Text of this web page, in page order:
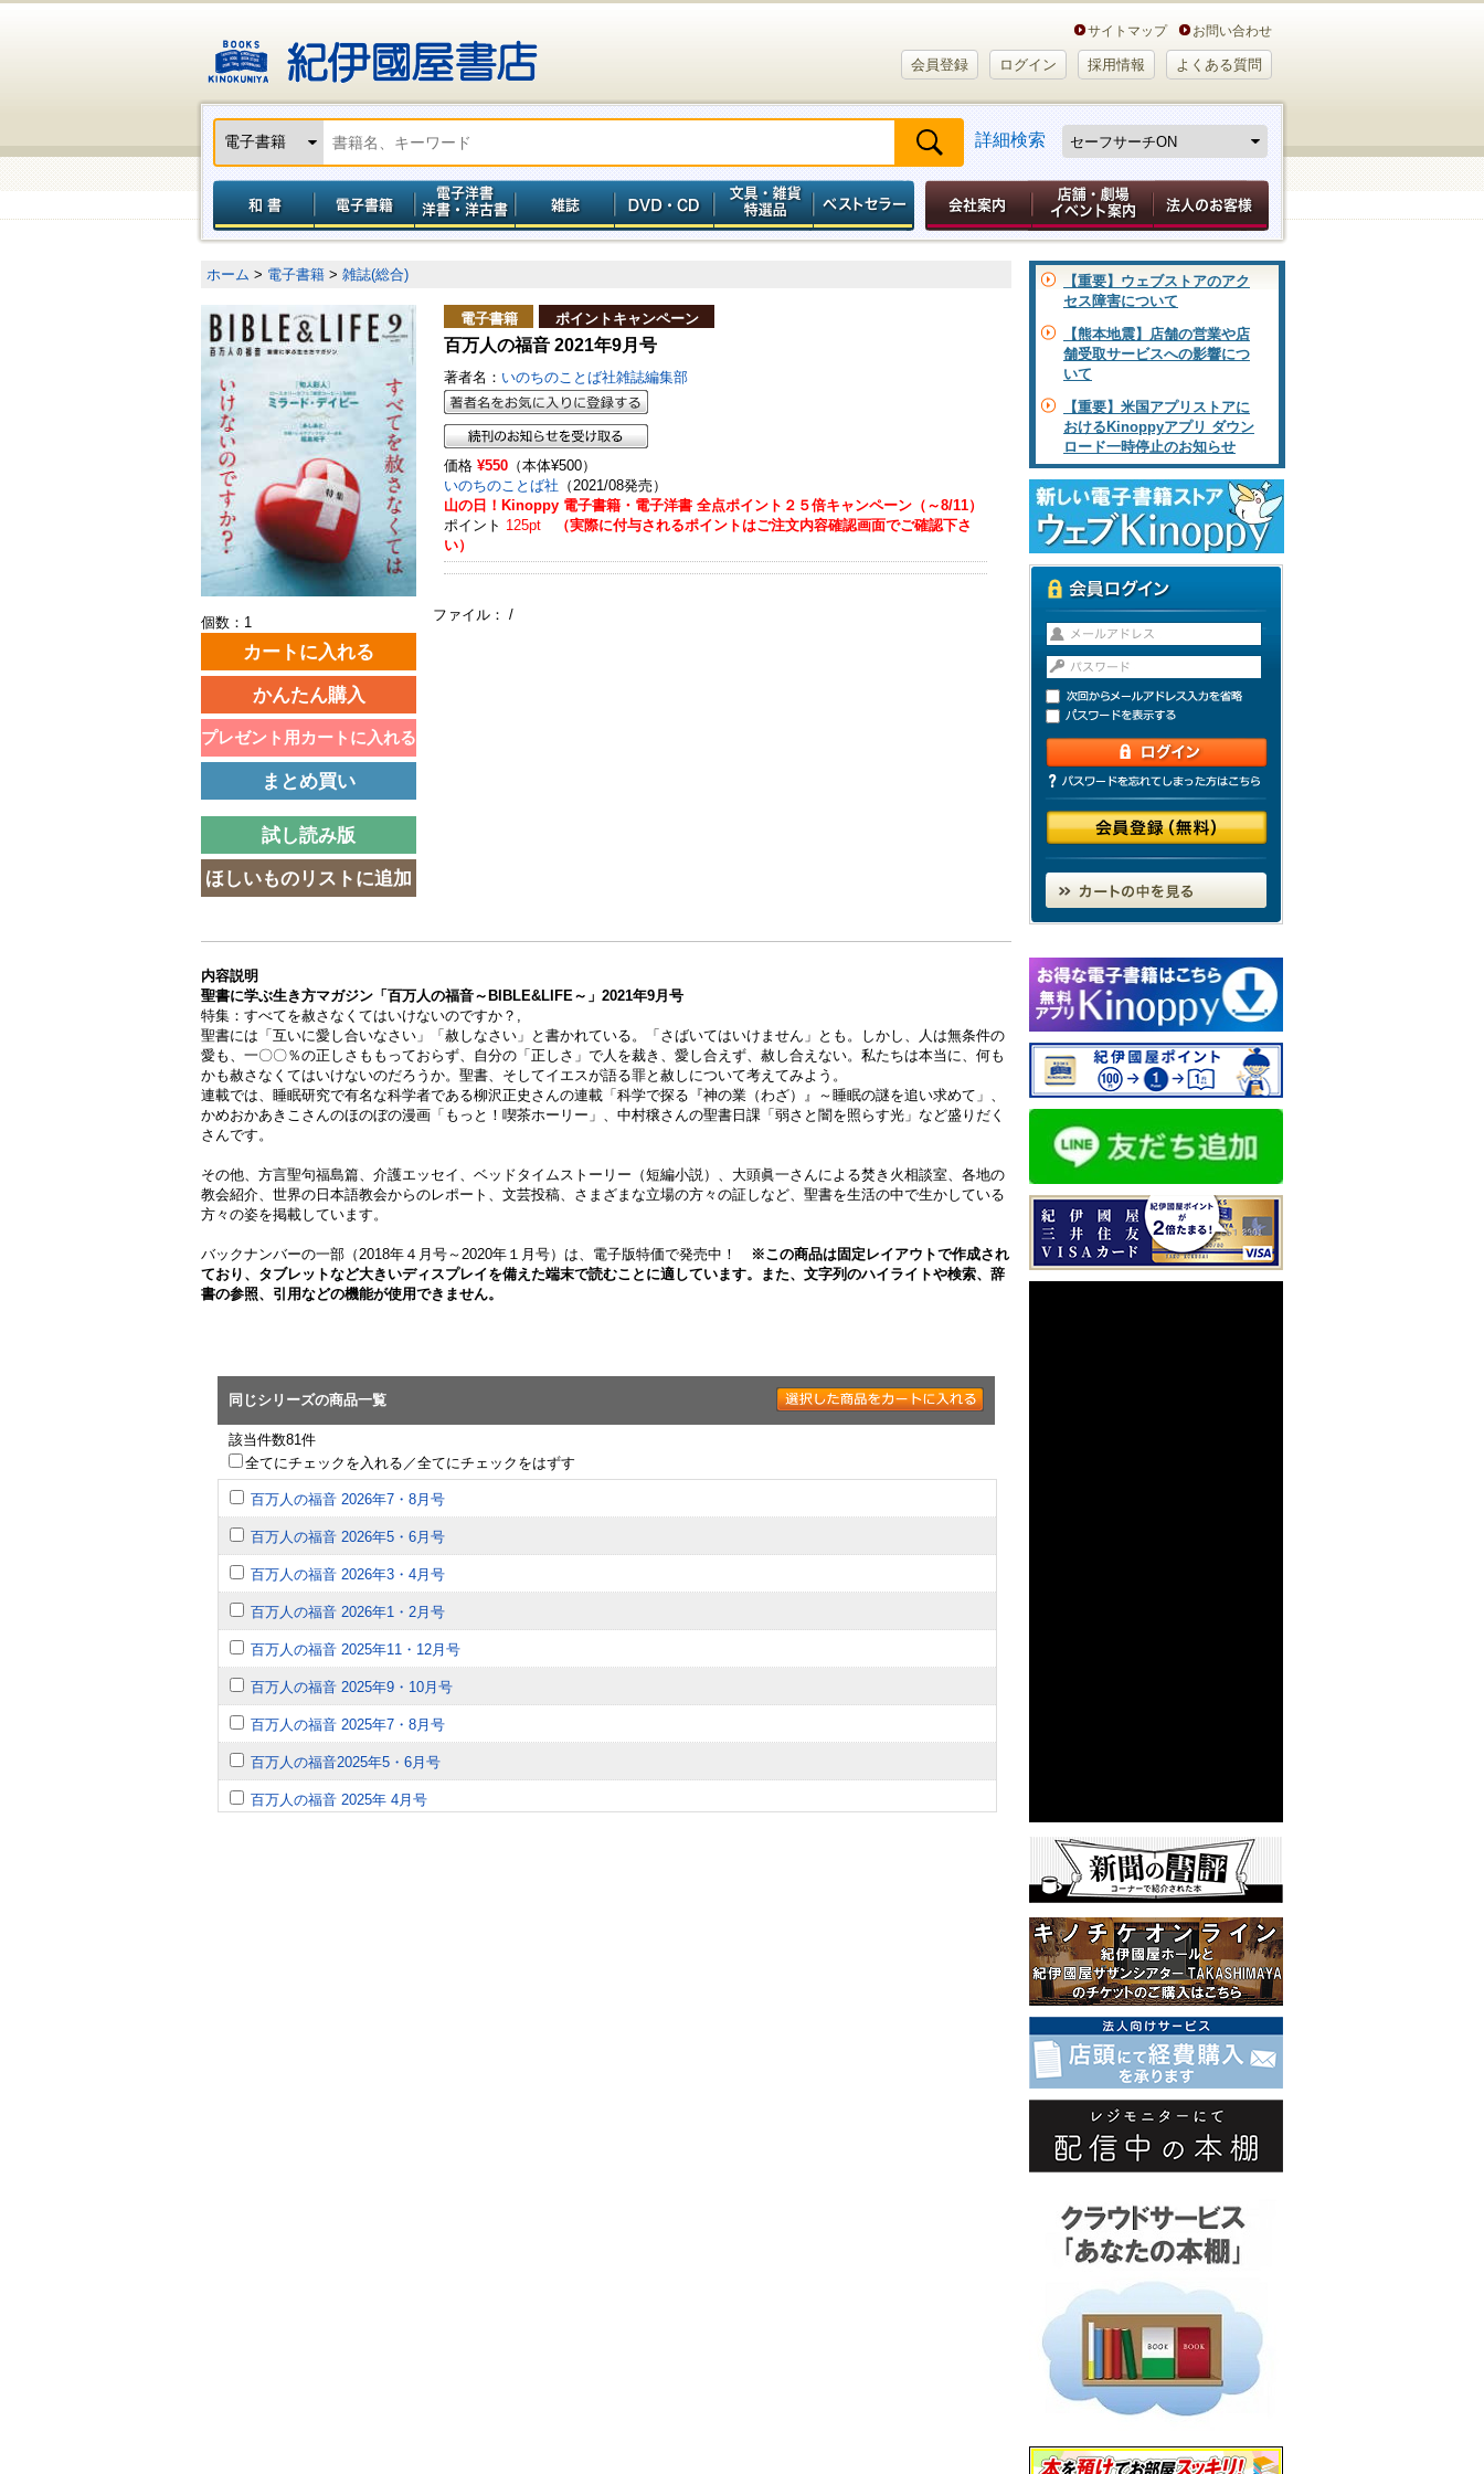
サイトマップ お問い合わせ
会員登録 ログイン 採用情報 よくある質問
詳細検索
ホーム > 電子書籍 > 雑誌(総合)
個数：1
電子書籍 ポイントキャンペーン
百万人の福音 2021年9月号
著者名： いのちのことば社雑誌編集部
価格 ¥550 （本体¥500）
いのちのことば社 （2021/08発売）
山の日！Kinoppy 電子書籍・電子洋書 全点ポイント２５倍キャンペーン（～8/11）
ポイント 125pt （実際に付与されるポイントはご注文内容確認画面でご確認下さ
い）
ファイル： /
内容説明
聖書に学ぶ生き方マガジン「百万人の福音～BIBLE&LIFE～」2021年9月号
特集：すべてを赦さなくてはいけないのですか？,
聖書には「互いに愛し合いなさい」「赦しなさい」と書かれている。「さばいてはいけません」とも。しかし、人は無条件の
愛も、一〇〇％の正しさももっておらず、自分の「正しさ」で人を裁き、愛し合えず、赦し合えない。私たちは本当に、何も
かも赦さなくてはいけないのだろうか。聖書、そしてイエスが語る罪と赦しについて考えてみよう。
連載では、睡眠研究で有名な科学者である柳沢正史さんの連載「科学で探る『神の業（わざ）』～睡眠の謎を追い求めて」、
かめおかあきこさんのほのぼの漫画「もっと！喫茶ホーリー」、中村穣さんの聖書日課「弱さと闇を照らす光」など盛りだく
さんです。
その他、方言聖句福島篇、介護エッセイ、ベッドタイムストーリー（短編小説）、大頭眞一さんによる焚き火相談室、各地の
教会紹介、世界の日本語教会からのレポート、文芸投稿、さまざまな立場の方々の証しなど、聖書を生活の中で生かしている
方々の姿を掲載しています。
バックナンバーの一部（2018年４月号～2020年１月号）は、電子版特価で発売中！
※この商品は固定レイアウトで作成され
ており、タブレットなど大きいディスプレイを備えた端末で読むことに適しています。また、文字列のハイライトや検索、辞
書の参照、引用などの機能が使用できません。
同じシリーズの商品一覧
該当件数81件
全てにチェックを入れる／全てにチェックをはずす
百万人の福音 2026年7・8月号
百万人の福音 2026年5・6月号
百万人の福音 2026年3・4月号
百万人の福音 2026年1・2月号
百万人の福音 2025年11・12月号
百万人の福音 2025年9・10月号
百万人の福音 2025年7・8月号
百万人の福音2025年5・6月号
百万人の福音 2025年 4月号
【重要】ウェブストアのアク
セス障害について
【熊本地震】店舗の営業や店
舗受取サービスへの影響につ
いて
【重要】米国アプリストアに
おけるKinoppyアプリ ダウン
ロード一時停止のお知らせ